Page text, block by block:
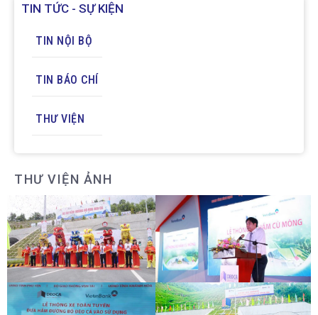
TIN TỨC - SỰ KIỆN
TIN NỘI BỘ
TIN BÁO CHÍ
THƯ VIỆN
THƯ VIỆN ẢNH